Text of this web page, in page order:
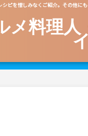
ピを惜しみなくご紹介。その他に
メ料理人